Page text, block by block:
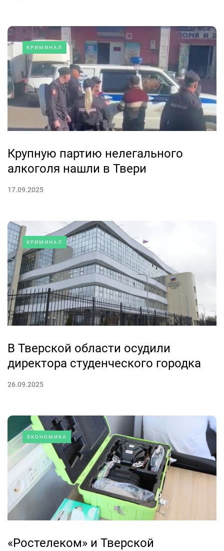
КРИМИНАЛ
Крупную партию нелегального
алкоголя нашли в Твери
17.09.2025
КРИМИНАЛ
В Тверской области осудили
директора студенческого городка
26.09.2025
ЭКОНОМИКА
«Ростелеком» и Тверской